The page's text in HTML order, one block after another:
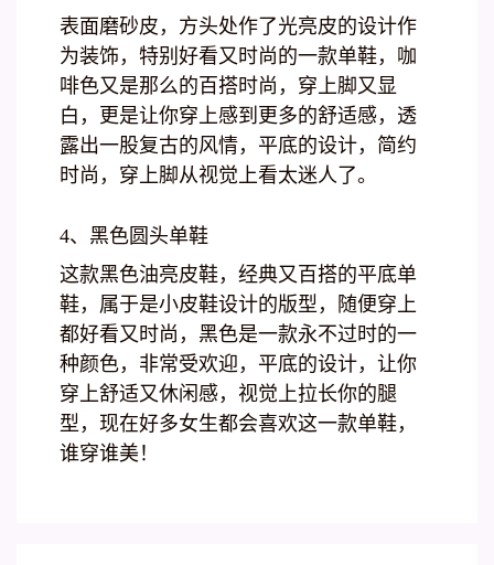
表面磨砂皮，方头处作了光亮皮的设计作
为装饰，特别好看又时尚的一款单鞋，咖
啡色又是那么的百搭时尚，穿上脚又显
白，更是让你穿上感到更多的舒适感，透
露出一股复古的风情，平底的设计，简约
时尚，穿上脚从视觉上看太迷人了。
4、黑色圆头单鞋
这款黑色油亮皮鞋，经典又百搭的平底单
鞋，属于是小皮鞋设计的版型，随便穿上
都好看又时尚，黑色是一款永不过时的一
种颜色，非常受欢迎，平底的设计，让你
穿上舒适又休闲感，视觉上拉长你的腿
型，现在好多女生都会喜欢这一款单鞋，
谁穿谁美！